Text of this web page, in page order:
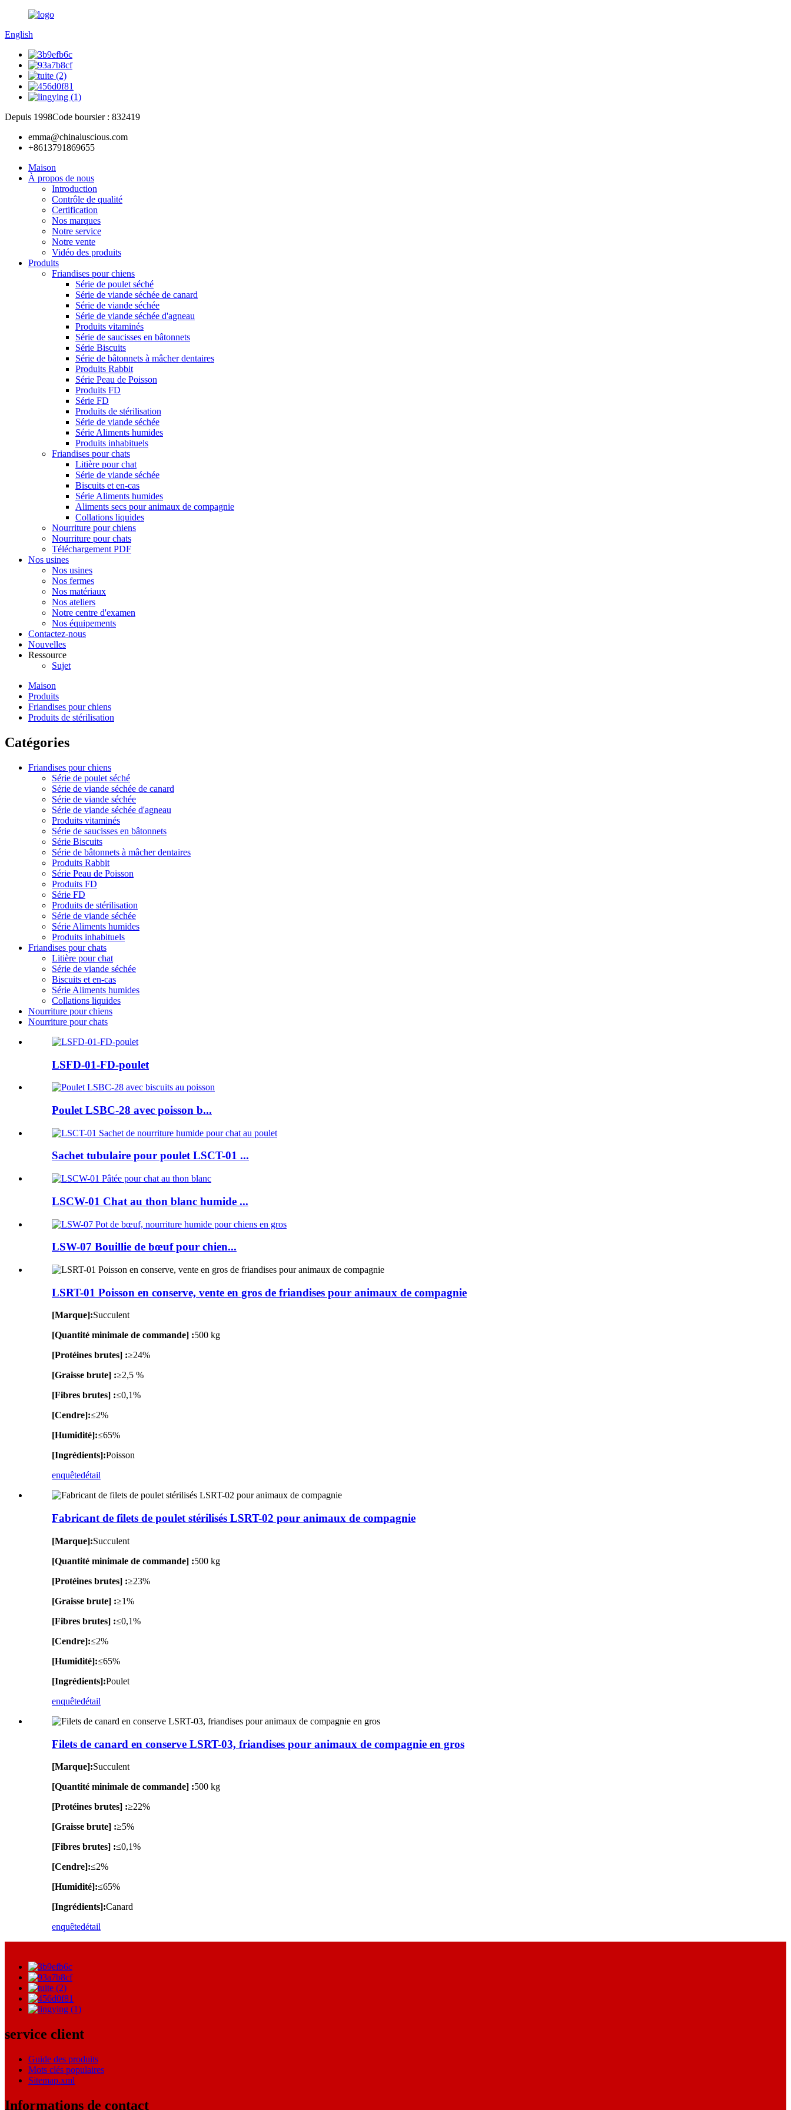
English
Depuis 1998Code boursier : 832419
emma@chinaluscious.com
+8613791869655
Maison
À propos de nous
Introduction
Contrôle de qualité
Certification
Nos marques
Notre service
Notre vente
Vidéo des produits
Produits
Friandises pour chiens
Série de poulet séché
Série de viande séchée de canard
Série de viande séchée
Série de viande séchée d'agneau
Produits vitaminés
Série de saucisses en bâtonnets
Série Biscuits
Série de bâtonnets à mâcher dentaires
Produits Rabbit
Série Peau de Poisson
Produits FD
Série FD
Produits de stérilisation
Série de viande séchée
Série Aliments humides
Produits inhabituels
Friandises pour chats
Litière pour chat
Série de viande séchée
Biscuits et en-cas
Série Aliments humides
Aliments secs pour animaux de compagnie
Collations liquides
Nourriture pour chiens
Nourriture pour chats
Téléchargement PDF
Nos usines
Nos usines
Nos fermes
Nos matériaux
Nos ateliers
Notre centre d'examen
Nos équipements
Contactez-nous
Nouvelles
Ressource
Sujet
Maison
Produits
Friandises pour chiens
Produits de stérilisation
Catégories
Friandises pour chiens
Série de poulet séché
Série de viande séchée de canard
Série de viande séchée
Série de viande séchée d'agneau
Produits vitaminés
Série de saucisses en bâtonnets
Série Biscuits
Série de bâtonnets à mâcher dentaires
Produits Rabbit
Série Peau de Poisson
Produits FD
Série FD
Produits de stérilisation
Série de viande séchée
Série Aliments humides
Produits inhabituels
Friandises pour chats
Litière pour chat
Série de viande séchée
Biscuits et en-cas
Série Aliments humides
Collations liquides
Nourriture pour chiens
Nourriture pour chats
LSFD-01-FD-poulet
Poulet LSBC-28 avec poisson b...
Sachet tubulaire pour poulet LSCT-01 ...
LSCW-01 Chat au thon blanc humide ...
LSW-07 Bouillie de bœuf pour chien...
LSRT-01 Poisson en conserve, vente en gros de friandises pour animaux de compagnie
[Marque]:Succulent
[Quantité minimale de commande] :500 kg
[Protéines brutes] :≥24%
[Graisse brute] :≥2,5 %
[Fibres brutes] :≤0,1%
[Cendre]:≤2%
[Humidité]:≤65%
[Ingrédients]:Poisson
enquêtedétail
Fabricant de filets de poulet stérilisés LSRT-02 pour animaux de compagnie
[Marque]:Succulent
[Quantité minimale de commande] :500 kg
[Protéines brutes] :≥23%
[Graisse brute] :≥1%
[Fibres brutes] :≤0,1%
[Cendre]:≤2%
[Humidité]:≤65%
[Ingrédients]:Poulet
enquêtedétail
Filets de canard en conserve LSRT-03, friandises pour animaux de compagnie en gros
[Marque]:Succulent
[Quantité minimale de commande] :500 kg
[Protéines brutes] :≥22%
[Graisse brute] :≥5%
[Fibres brutes] :≤0,1%
[Cendre]:≤2%
[Humidité]:≤65%
[Ingrédients]:Canard
enquêtedétail
service client
Guide des produits
Mots clés populaires
Sitemap.xml
Informations de contact